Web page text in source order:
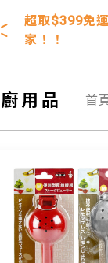
超取$399免
家！！
用品 首